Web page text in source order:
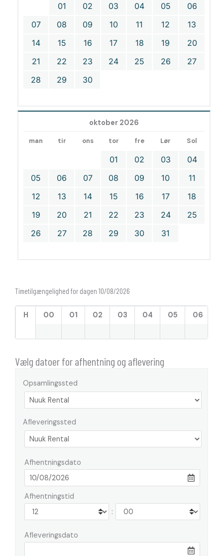
01 02 03 04 05
06
07
08 09 10 11 12
13
14
15 16 17 18 19
20
21
22 23 24 25 26
27
28
29 30
oktober 2026
man tir ons tor fre Lør Sol
01 02 03
04
05
06 07 08 09 10
11
12
13 14 15 16 17
18
19
20 21 22 23 24
25
26
27 28 29 30 31
Timetilgængelighed for dagen 10/08/2026
H 00 01 02 03 04 05 06
Vælg datoer for afhentning og aflevering
Opsamlingssted
Afleveringssted
Afhentningsdato
Afhentningstid
:
Afleveringsdato